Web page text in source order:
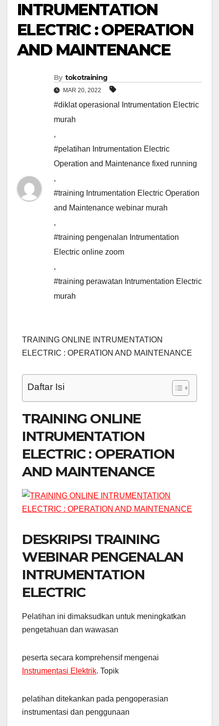
INTRUMENTATION
ELECTRIC : OPERATION
AND MAINTENANCE
By tokotraining
MAR 20, 2022
#diklat operasional Intrumentation Electric
murah
,
#pelatihan Intrumentation Electric
Operation and Maintenance fixed running
,
#training Intrumentation Electric Operation
and Maintenance webinar murah
,
#training pengenalan Intrumentation
Electric online zoom
,
#training perawatan Intrumentation Electric
murah
TRAINING ONLINE INTRUMENTATION
ELECTRIC : OPERATION AND MAINTENANCE
Daftar Isi
TRAINING ONLINE
INTRUMENTATION
ELECTRIC : OPERATION
AND MAINTENANCE
DESKRIPSI TRAINING
WEBINAR PENGENALAN
INTRUMENTATION
ELECTRIC
Pelatihan ini dimaksudkan untuk meningkatkan
pengetahuan dan wawasan
peserta secara komprehensif mengenai
Instrumentasi Elektrik. Topik
pelatihan ditekankan pada pengoperasian
instrumentasi dan penggunaan